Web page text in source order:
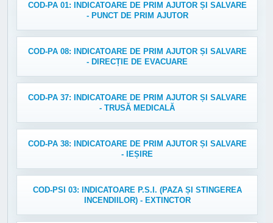
COD-PA 01: INDICATOARE DE PRIM AJUTOR ȘI SALVARE
- PUNCT DE PRIM AJUTOR
COD-PA 08: INDICATOARE DE PRIM AJUTOR ȘI SALVARE
- DIRECȚIE DE EVACUARE
COD-PA 37: INDICATOARE DE PRIM AJUTOR ȘI SALVARE
- TRUSĂ MEDICALĂ
COD-PA 38: INDICATOARE DE PRIM AJUTOR ȘI SALVARE
- IEȘIRE
COD-PSI 03: INDICATOARE P.S.I. (PAZA ȘI STINGEREA
INCENDIILOR) - EXTINCTOR